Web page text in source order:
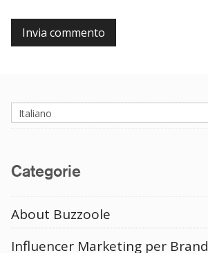
Italiano
Categorie
About Buzzoole
Influencer Marketing per Brand